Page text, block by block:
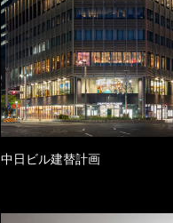
中日ビル建替計画